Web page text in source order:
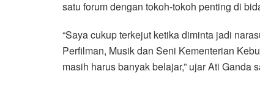
satu forum dengan tokoh-tokoh penting di
“Saya cukup terkejut ketika diminta jadi
Perfilman, Musik dan Seni Kementerian
masih harus banyak belajar,” ujar Ati Ganda